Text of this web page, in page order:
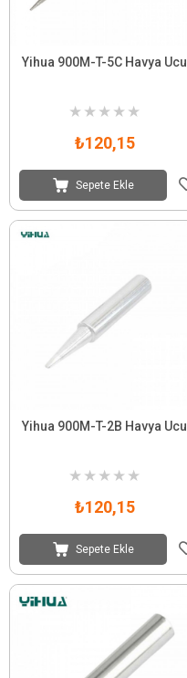
Yihua 900M-T-5C Havya Ucu
★ ★ ★ ★ ★
₺120,15
Sepete Ekle
Yihua 900M-T-2B Havya Ucu
★ ★ ★ ★ ★
₺120,15
Sepete Ekle